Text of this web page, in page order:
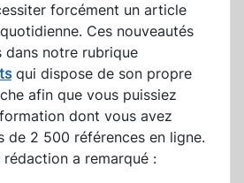
forcément un article
Ces nouveautés
dans notre rubrique
qui dispose de son propre
afin que vous puissiez
dont vous avez
de 2 500 références en ligne.
a remarqué :